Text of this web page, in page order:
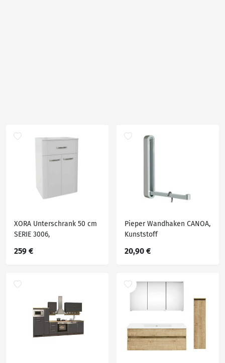
XORA Unterschrank 50 cm
SERIE 3006,
259 €
Pieper Wandhaken CANOA,
Kunststoff
20,90 €